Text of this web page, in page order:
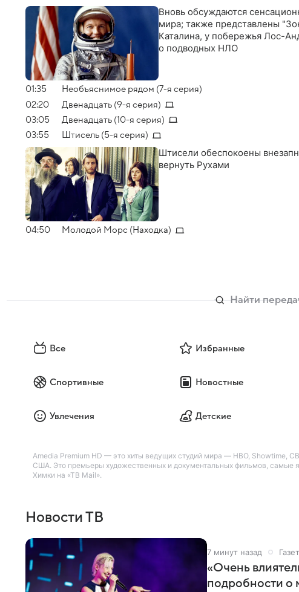
Вновь обсуждаются
мира; также представлены
Каталина, у побережья Лос-
о подводных НЛО
01:35
Необъяснимое рядом (7-я серия)
02:20
Двенадцать (9-я серия)
03:05
Двенадцать (10-я серия)
03:55
Штисель (5-я серия)
Штисели обеспокоены
вернуть Рухами
04:50 Молодой Морс (Находка)
Все Избранные
Спортивные Новостные
Увлечения Детские
Amedia Premium HD — это хиты ведущих студий мира — HBO, Showtime,
США. Это премьеры художественных и документальных фильмов, самые
Химки на «ТВ Mail».
Новости ТВ
7 минут назад
«Очень
подробности о